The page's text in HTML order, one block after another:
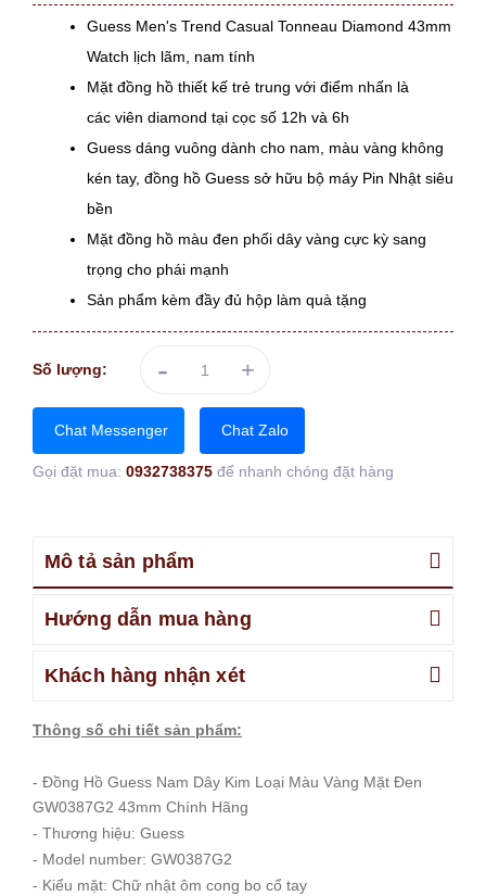
Guess Men's Trend Casual Tonneau Diamond 43mm
Watch lịch lãm, nam tính
Mặt đồng hồ thiết kế trẻ trung với điểm nhấn là
các viên diamond tại cọc số 12h và 6h
Guess dáng vuông dành cho nam, màu vàng không
kén tay, đồng hồ Guess sở hữu bộ máy Pin Nhật siêu
bền
Mặt đồng hồ màu đen phối dây vàng cực kỳ sang
trọng cho phái mạnh
Sản phẩm kèm đầy đủ hộp làm quà tặng
Số lượng: - +
Chat Messenger Chat Zalo
Gọi đặt mua: 0932738375 để nhanh chóng đặt hàng
Mô tả sản phẩm
Hướng dẫn mua hàng
Khách hàng nhận xét
Thông số chi tiết sản phẩm:
- Đồng Hồ Guess Nam Dây Kim Loại Màu Vàng Mặt Đen
GW0387G2 43mm Chính Hãng
- Thương hiệu: Guess
- Model number: GW0387G2
- Kiểu mặt: Chữ nhật ôm cong bo cổ tay